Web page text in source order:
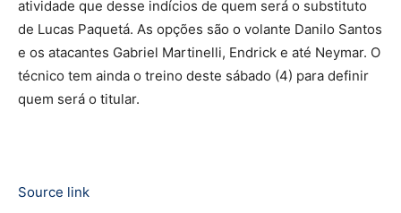
atividade que desse indícios de quem será o substituto
de Lucas Paquetá. As opções são o volante Danilo Santos
e os atacantes Gabriel Martinelli, Endrick e até Neymar. O
técnico tem ainda o treino deste sábado (4) para definir
quem será o titular.
Source link